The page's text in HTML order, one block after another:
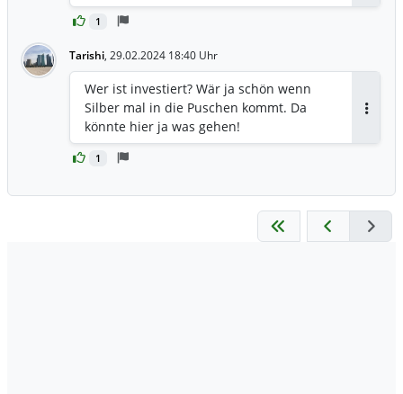
1
Tarishi, 29.02.2024 18:40 Uhr
1
Wer ist investiert? Wär ja schön wenn
Silber mal in die Puschen kommt. Da
könnte hier ja was gehen!